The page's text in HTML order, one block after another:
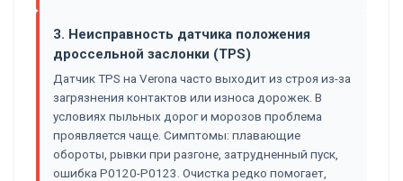
3. Неисправность датчика положения
дроссельной заслонки (TPS)
Датчик TPS на Verona часто выходит из строя из-за
загрязнения контактов или износа дорожек. В
условиях пыльных дорог и морозов проблема
проявляется чаще. Симптомы: плавающие
обороты, рывки при разгоне, затрудненный пуск,
ошибка P0120-P0123. Очистка редко помогает,